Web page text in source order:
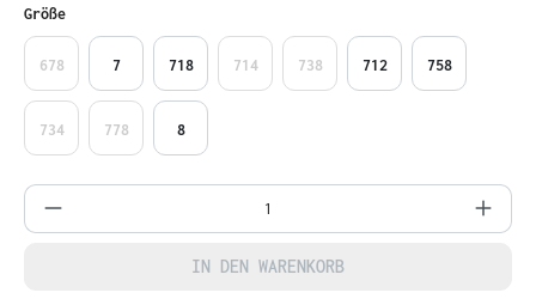
Größeauswählen
678 7 718 714 738 712 758
734 778 8
Produkt Anzahl: Gib den gewünschten
IN DEN WARENKORB